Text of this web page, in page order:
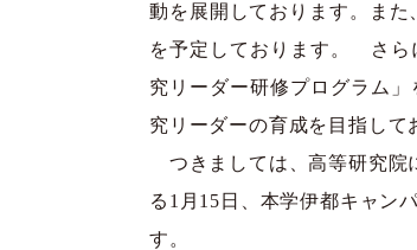
動を展開しております。また
を予定しております。 さら
究リーダー研修プログラム
究リーダーの育成を目指して
つきましては、高等研究院
る1月15日、本学伊都キャン
す。